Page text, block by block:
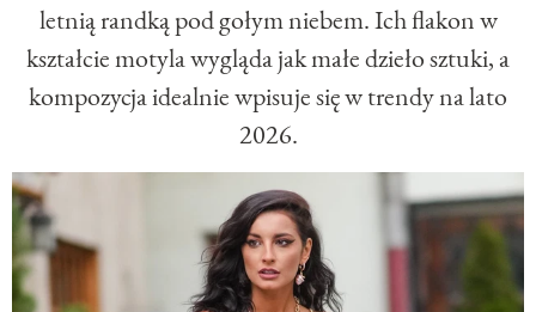
letnią randką pod gołym niebem. Ich flakon w
kształcie motyla wygląda jak małe dzieło sztuki, a
kompozycja idealnie wpisuje się w trendy na lato
2026.